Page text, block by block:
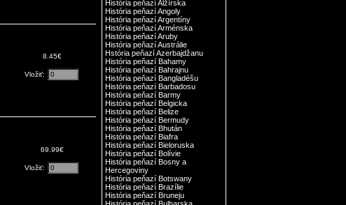
8.45€
Vložiť:
69.99€
Vložiť:
História peňazí Alžírska
História peňazí Angoly
História peňazí Argentíny
História peňazí Arménska
História peňazí Aruby
História peňazí Austrálie
Hstória peňazí Azerbajdžanu
História peňazí Bahamy
História peňazí Bahrajnu
História peňazí Bangladéšu
História peňazí Barbadosu
História peňazí Barmy
História peňazí Belgicka
História peňazí Belize
História peňazí Bermudy
História peňazí Bhután
História peňazí Biafra
História peňazí Bieloruska
História peňazí Bolívie
História peňazí Bosny a
Hercegoviny
História peňazí Botswany
História peňazí Brazílie
História peňazí Bruneju